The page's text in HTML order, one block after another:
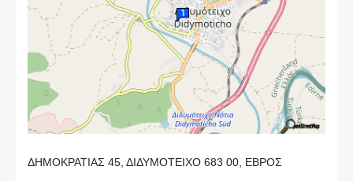
ΔΗΜΟΚΡΑΤΙΑΣ 45, ΔΙΔΥΜΟΤΕΙΧΟ 683 00, ΕΒΡΟΣ